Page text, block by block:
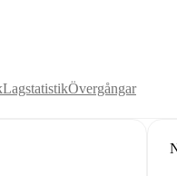
LagstatistikÖvergångar